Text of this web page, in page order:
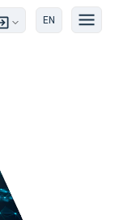
EN